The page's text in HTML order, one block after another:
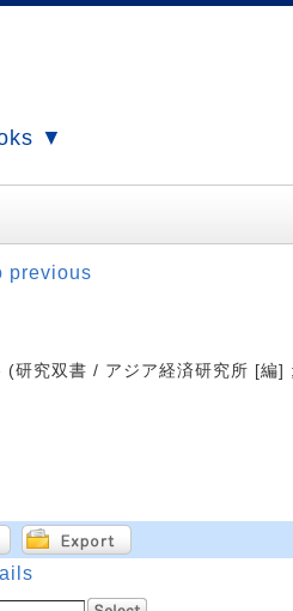
▼
previous
究双書 / アジア経済研究所 [編]